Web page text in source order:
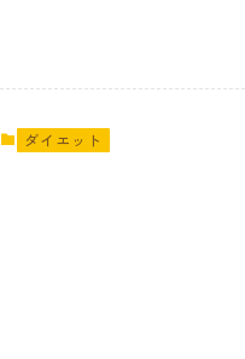
ダイエット